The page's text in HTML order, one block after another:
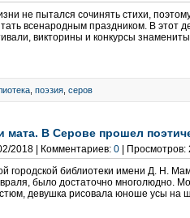
не пытался сочинять стихи,
всенародным праздником. В этот
викторины и конкурсы
поэзия серов
мата. В Серове прошел
2018 | Комментариев: 0 | Просмотров:
городской библиотеки имени Д. Н.
было достаточно многолюдно.
девушка рисовала юноше усы на